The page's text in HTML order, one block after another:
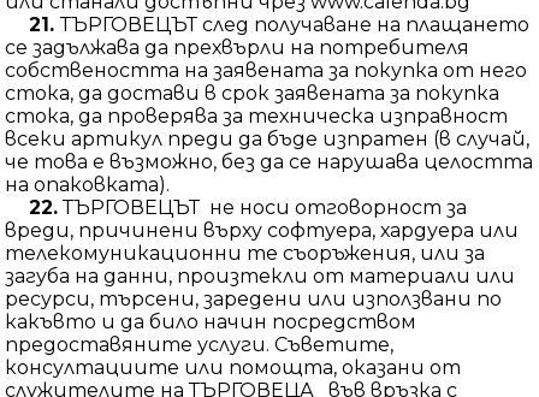
21.ТЪРГОВЕЦЪТ след получаване на плащането
се задължава да прехвърли на потребителя
собствеността на заявената за покупка от него
стока, да достави в срок заявената за покупка
стока, да проверява за техническа изправност
всеки артикул преди да бъде изпратен (в случай,
че това е възможно, без да се нарушава целостта
на опаковката).
22.ТЪРГОВЕЦЪТ не носи отговорност за
вреди, причинени върху софтуера, хардуера или
телекомуникационни те съоръжения, или за
загуба на данни, произтекли от материали или
ресурси, търсени, заредени или използвани по
какъвто и да било начин посредством
предоставяните услуги. Съветите,
консултациите или помощта, оказани от
служителите на ТЪРГОВЕЦА във връзка с